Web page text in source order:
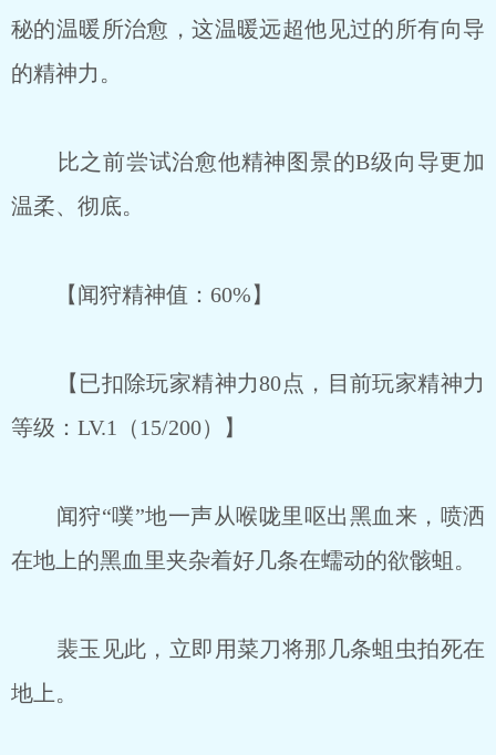
秘的温暖所治愈，这温暖远超他见过的所有向导
的精神力。
比之前尝试治愈他精神图景的B级向导更加
温柔、彻底。
【闻狩精神值：60%】
【已扣除玩家精神力80点，目前玩家精神力
等级：LV.1（15/200）】
闻狩“噗”地一声从喉咙里呕出黑血来，喷洒
在地上的黑血里夹杂着好几条在蠕动的欲骸蛆。
裴玉见此，立即用菜刀将那几条蛆虫拍死在
地上。